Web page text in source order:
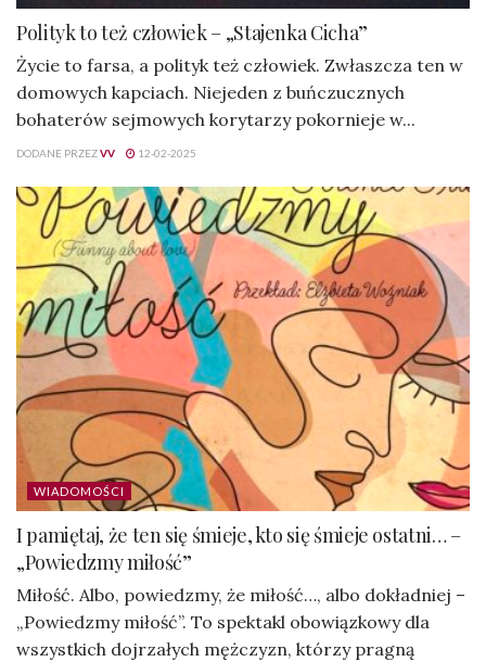
Polityk to też człowiek – „Stajenka Cicha”
Życie to farsa, a polityk też człowiek. Zwłaszcza ten w
domowych kapciach. Niejeden z buńczucznych
bohaterów sejmowych korytarzy pokornieje w...
DODANE PRZEZVV 12-02-2025
WIADOMOŚCI
I pamiętaj, że ten się śmieje, kto się śmieje ostatni… –
„Powiedzmy miłość”
Miłość. Albo, powiedzmy, że miłość…, albo dokładniej –
„Powiedzmy miłość”. To spektakl obowiązkowy dla
wszystkich dojrzałych mężczyzn, którzy pragną